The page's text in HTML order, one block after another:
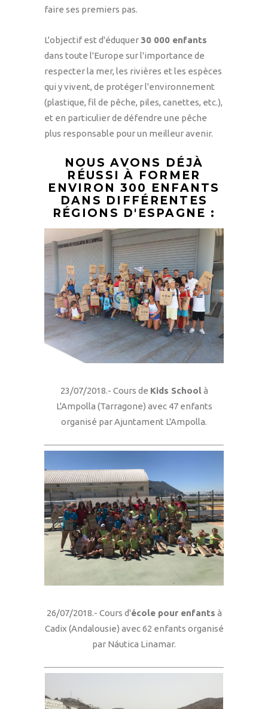
faire ses premiers pas.
L'objectif est d'éduquer 30 000 enfants
dans toute l'Europe sur l'importance de
respecter la mer, les rivières et les espèces
qui y vivent, de protéger l'environnement
(plastique, fil de pêche, piles, canettes, etc.),
et en particulier de défendre une pêche
plus responsable pour un meilleur avenir.
NOUS AVONS DÉJÀ
RÉUSSI À FORMER
ENVIRON 300 ENFANTS
DANS DIFFÉRENTES
RÉGIONS D'ESPAGNE :
23/07/2018.- Cours de Kids Schoolà
L'Ampolla (Tarragone) avec 47 enfants
organisé par Ajuntament L'Ampolla.
26/07/2018.- Cours d'école pour enfants à
Cadix (Andalousie) avec 62 enfants organisé
par Náutica Linamar.